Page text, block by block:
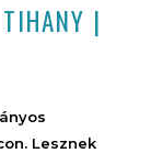
|
Lesznek